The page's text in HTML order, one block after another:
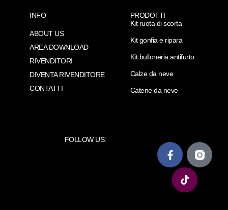
INFO
ABOUT US
AREA DOWNLOAD
RIVENDITORI
DIVENTA RIVENDITORE
CONTATTI
PRODOTTI
Kit ruota di scorta
Kit gonfia e ripara
Kit bulloneria antifurto
Calze da neve
Catene da neve
FOLLOW US: